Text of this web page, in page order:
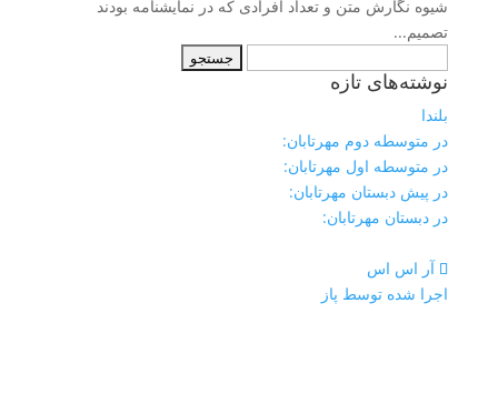
شیوه نگارش متن و تعداد افرادی که در نمایشنامه بودند
تصمیم...
برای:
نوشته‌های تازه
بلندا
در متوسطه دوم مهرتابان:
در متوسطه اول مهرتابان:
در پیش دبستان مهرتابان:
در دبستان مهرتابان:
آر اس اس
اجرا شده توسط پاز